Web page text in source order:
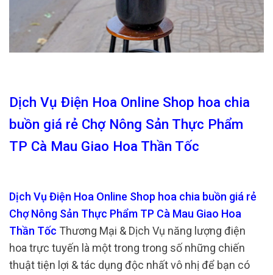
Dịch Vụ Điện Hoa Online Shop hoa chia
buồn giá rẻ Chợ Nông Sản Thực Phẩm
TP Cà Mau Giao Hoa Thần Tốc
Dịch Vụ Điện Hoa Online Shop hoa chia buồn giá rẻ
Chợ Nông Sản Thực Phẩm TP Cà Mau Giao Hoa
Thần Tốc Thương Mại & Dịch Vụ năng lượng điện
hoa trực tuyến là một trong trong số những chiến
thuật tiện lợi & tác dụng độc nhất vô nhị để bạn có